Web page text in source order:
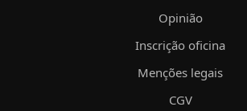
Opinião
Inscrição oficina
Menções legais
CGV